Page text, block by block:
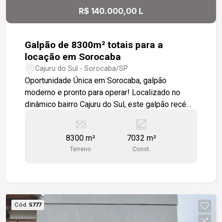
R$ 140.000,00 L
Galpão de 8300m² totais para a
locação em Sorocaba
Cajuru do Sul - Sorocaba/SP
Oportunidade Única em Sorocaba, galpão
moderno e pronto para operar! Localizado no
dinâmico bairro Cajuru do Sul, este galpão recém-
buscam estrutura, eficiência e localização
estratégica. Com 7.032m² de área construída, o
imóvel oferece alto padrão técnico e
produção, armazenagem e manobras internas; -
Preparação para instalação de ponte rolante; -
8300 m²
Terreno
7032 m²
Const.
Cód. 5777